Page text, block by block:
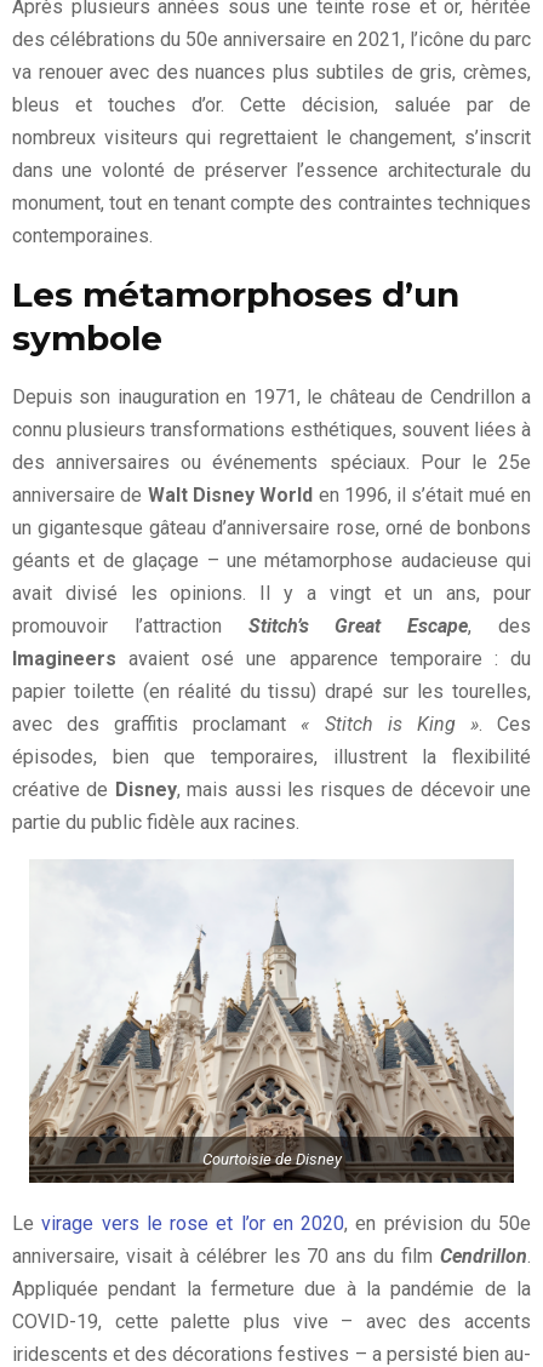
Après plusieurs années sous une teinte rose et or, héritée
des célébrations du 50e anniversaire en 2021, l’icône du parc
va renouer avec des nuances plus subtiles de gris, crèmes,
bleus et touches d’or. Cette décision, saluée par de
nombreux visiteurs qui regrettaient le changement, s’inscrit
dans une volonté de préserver l’essence architecturale du
monument, tout en tenant compte des contraintes techniques
contemporaines.
Les métamorphoses d’un
symbole
Depuis son inauguration en 1971, le château de Cendrillon a
connu plusieurs transformations esthétiques, souvent liées à
des anniversaires ou événements spéciaux. Pour le 25e
anniversaire de Walt Disney World en 1996, il s’était mué en
un gigantesque gâteau d’anniversaire rose, orné de bonbons
géants et de glaçage – une métamorphose audacieuse qui
avait divisé les opinions. Il y a vingt et un ans, pour
promouvoir l’attraction Stitch’s Great Escape, des
Imagineers avaient osé une apparence temporaire : du
papier toilette (en réalité du tissu) drapé sur les tourelles,
avec des graffitis proclamant « Stitch is King ». Ces
épisodes, bien que temporaires, illustrent la flexibilité
créative de Disney, mais aussi les risques de décevoir une
partie du public fidèle aux racines.
Courtoisie de Disney
Levirage vers le rose et l’or en 2020, en prévision du 50e
anniversaire, visait à célébrer les 70 ans du film Cendrillon
Appliquée pendant la fermeture due à la pandémie de la
COVID-19, cette palette plus vive – avec des accents
iridescents et des décorations festives – a persisté bien au-